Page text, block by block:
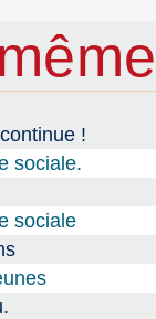
!
sociale.
sociale